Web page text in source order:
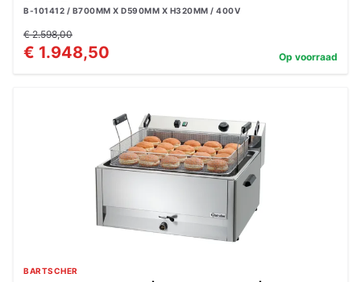
B-101412 / B700MM X D590MM X H320MM / 400V
€ 2.598,00
€ 1.948,50 Op voorraad
BARTSCHER